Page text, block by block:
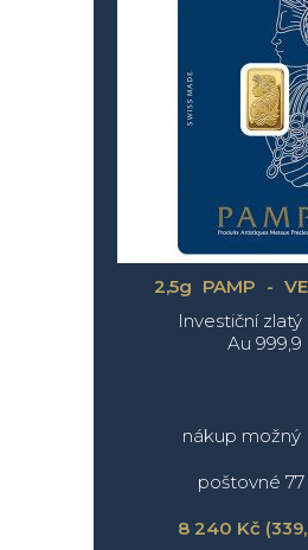
2,5g PAMP -
Investiční zlatý
Au 999,9
nákup možný
poštovné 77
8 240 Kč